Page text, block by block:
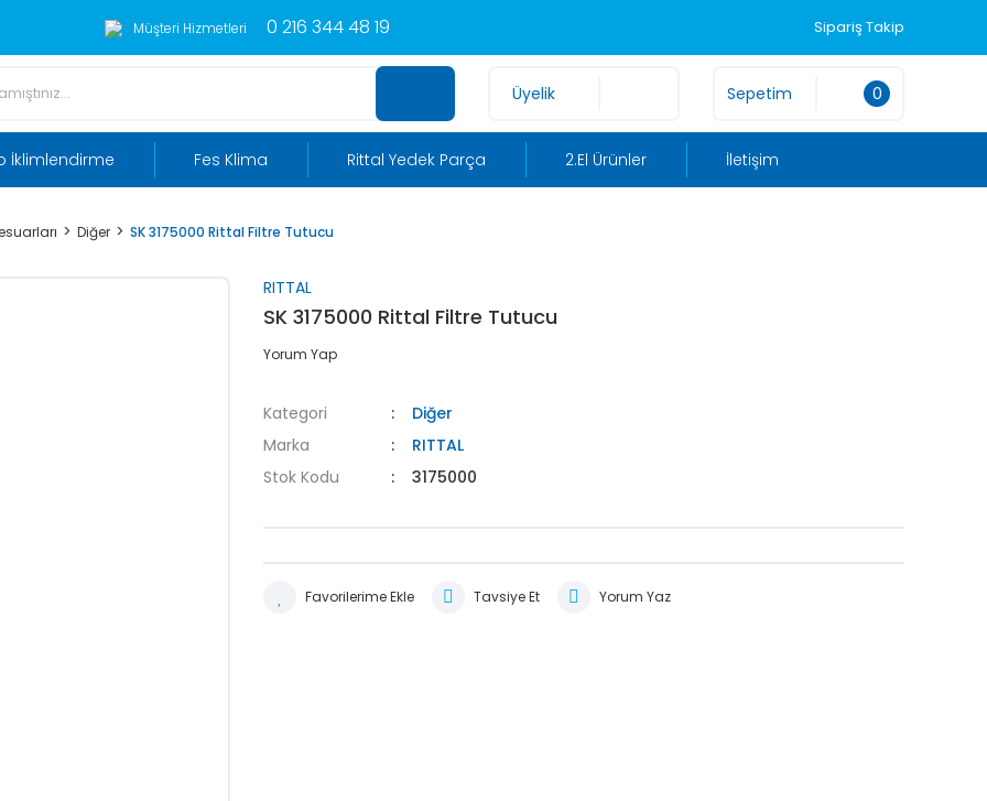
Müşteri Hizmetleri 0 216 344 48 19 Sipariş Takip
Üyelik Sepetim 0
İklimlendirme Fes Klima Rittal Yedek Parça 2.El Ürünler İletişim
Diğer SK 3175000 Rittal Filtre Tutucu
RITTAL
SK 3175000 Rittal Filtre Tutucu
Yorum Yap
Kategori
Diğer
Marka
RITTAL
Stok Kodu
3175000
Tavsiye Et Yorum Yaz